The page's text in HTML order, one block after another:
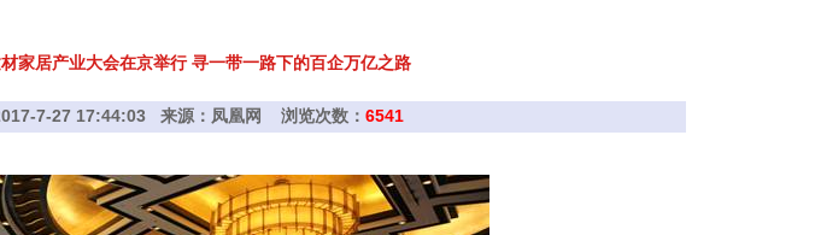
家居产业大会在京举行 寻一带一路下的百企万亿之路
7-27 17:44:03 来源：凤凰网 浏览次数： 6541